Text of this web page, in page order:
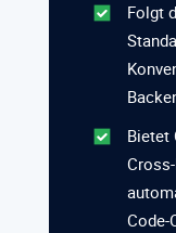
Folgt
Bietet
Code-